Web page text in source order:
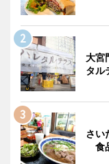
大宮
タル
さい
食